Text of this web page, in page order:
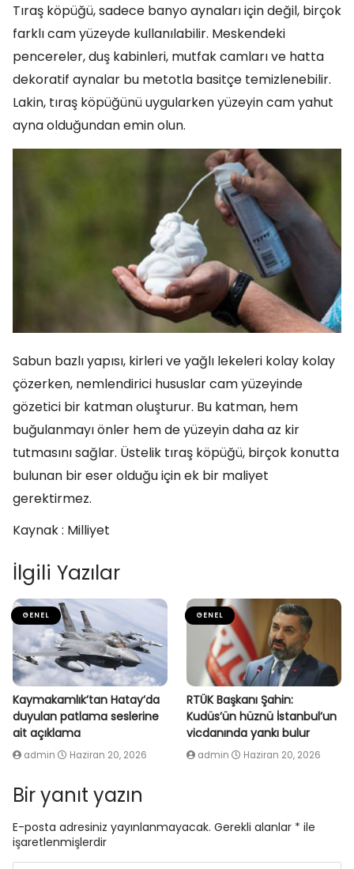
Tıraş köpüğü, sadece banyo aynaları için değil, birçok
farklı cam yüzeyde kullanılabilir. Meskendeki
pencereler, duş kabinleri, mutfak camları ve hatta
dekoratif aynalar bu metotla basitçe temizlenebilir.
Lakin, tıraş köpüğünü uygularken yüzeyin cam yahut
ayna olduğundan emin olun.
Sabun bazlı yapısı, kirleri ve yağlı lekeleri kolay kolay
çözerken, nemlendirici hususlar cam yüzeyinde
gözetici bir katman oluşturur. Bu katman, hem
buğulanmayı önler hem de yüzeyin daha az kir
tutmasını sağlar. Üstelik tıraş köpüğü, birçok konutta
bulunan bir eser olduğu için ek bir maliyet
gerektirmez.
Kaynak : Milliyet
İlgili Yazılar
GENEL
Kaymakamlık’tan Hatay’da
duyulan patlama seslerine
ait açıklama
admin Haziran 20, 2026
GENEL
RTÜK Başkanı Şahin:
Kudüs’ün hüznü İstanbul’un
vicdanında yankı bulur
admin Haziran 20, 2026
Bir yanıt yazın
E-posta adresiniz yayınlanmayacak. Gerekli alanlar * ile
işaretlenmişlerdir